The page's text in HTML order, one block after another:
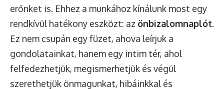
erőnket is. Ehhez a munkához kínálunk most egy
rendkívül hatékony eszközt: az önbizalomnaplót.
Ez nem csupán egy füzet, ahova leírjuk a
gondolatainkat, hanem egy intim tér, ahol
felfedezhetjük, megismerhetjük és végül
szerethetjük önmagunkat, hibáinkkal és